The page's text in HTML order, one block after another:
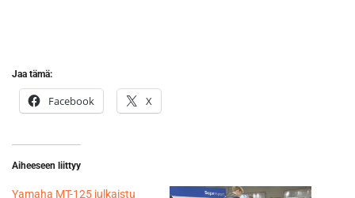
Jaa tämä:
Facebook X
Aiheeseen liittyy
Yamaha MT-125 julkaistu